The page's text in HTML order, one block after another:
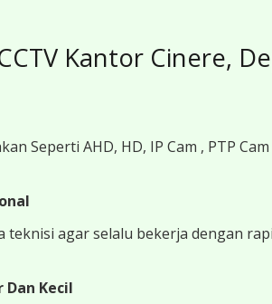
Kantor Cinere,
Seperti AHD, HD, IP Cam , PTP
agar selalu bekerja dengan
Kecil